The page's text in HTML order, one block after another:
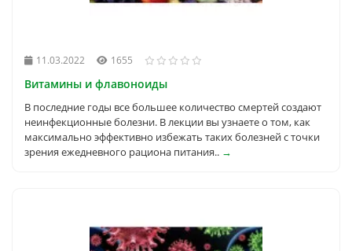
11.03.2022 1655
Витамины и флавоноиды
В последние годы все большее количество смертей создают
неинфекционные болезни. В лекции вы узнаете о том, как
максимально эффективно избежать таких болезней с точки
зрения ежедневного рациона питания.. →